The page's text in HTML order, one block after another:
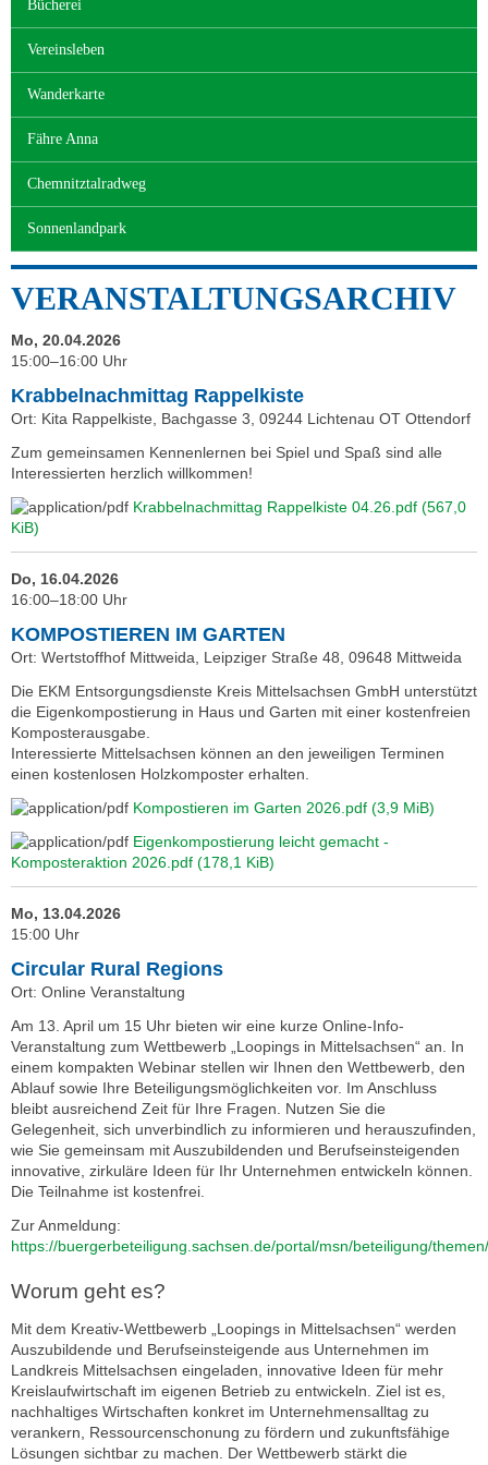
Bücherei
Vereinsleben
Wanderkarte
Fähre Anna
Chemnitztalradweg
Sonnenlandpark
VERANSTALTUNGSARCHIV
Mo, 20.04.2026
15:00–16:00 Uhr
Krabbelnachmittag Rappelkiste
Ort: Kita Rappelkiste, Bachgasse 3, 09244 Lichtenau OT Ottendorf
Zum gemeinsamen Kennenlernen bei Spiel und Spaß sind alle
Interessierten herzlich willkommen!
Krabbelnachmittag Rappelkiste 04.26.pdf (567,0
KiB)
Do, 16.04.2026
16:00–18:00 Uhr
KOMPOSTIEREN IM GARTEN
Ort: Wertstoffhof Mittweida, Leipziger Straße 48, 09648 Mittweida
Die EKM Entsorgungsdienste Kreis Mittelsachsen GmbH unterstützt
die Eigenkompostierung in Haus und Garten mit einer kostenfreien
Komposterausgabe.
Interessierte Mittelsachsen können an den jeweiligen Terminen
einen kostenlosen Holzkomposter erhalten.
Kompostieren im Garten 2026.pdf (3,9 MiB)
Eigenkompostierung leicht gemacht -
Komposteraktion 2026.pdf (178,1 KiB)
Mo, 13.04.2026
15:00 Uhr
Circular Rural Regions
Ort: Online Veranstaltung
Am 13. April um 15 Uhr bieten wir eine kurze Online-Info-
Veranstaltung zum Wettbewerb „Loopings in Mittelsachsen“ an. In
einem kompakten Webinar stellen wir Ihnen den Wettbewerb, den
Ablauf sowie Ihre Beteiligungsmöglichkeiten vor. Im Anschluss
bleibt ausreichend Zeit für Ihre Fragen. Nutzen Sie die
Gelegenheit, sich unverbindlich zu informieren und herauszufinden,
wie Sie gemeinsam mit Auszubildenden und Berufseinsteigenden
innovative, zirkuläre Ideen für Ihr Unternehmen entwickeln können.
Die Teilnahme ist kostenfrei.
Zur Anmeldung:
https://buergerbeteiligung.sachsen.de/portal/msn/beteiligung/
Worum geht es?
Mit dem Kreativ-Wettbewerb „Loopings in Mittelsachsen“ werden
Auszubildende und Berufseinsteigende aus Unternehmen im
Landkreis Mittelsachsen eingeladen, innovative Ideen für mehr
Kreislaufwirtschaft im eigenen Betrieb zu entwickeln. Ziel ist es,
nachhaltiges Wirtschaften konkret im Unternehmensalltag zu
verankern, Ressourcenschonung zu fördern und zukunftsfähige
Lösungen sichtbar zu machen. Der Wettbewerb stärkt die